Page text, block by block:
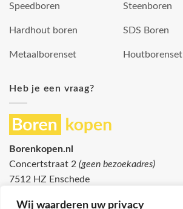
Wij waarderen uw privacy
Speedboren
Hardhout boren
Metaalborenset
Steenboren
SDS Boren
Houtborenset
Heb je een vraag?
Borenkopen.nl
Concertstraat 2 (geen bezoekadres)
7512 HZ Enschede